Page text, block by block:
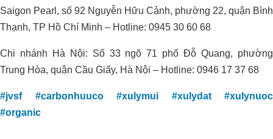
Saigon Pearl, số 92 Nguyễn Hữu Cảnh, phường 22, quận Bình
Thạnh, TP Hồ Chí Minh – Hotline: 0945 30 60 68
Chi nhánh Hà Nội: Số 33 ngõ 71 phố Đỗ Quang, phường
Trung Hòa, quận Cầu Giấy, Hà Nội – Hotline: 0946 17 37 68
#jvsf #carbonhuuco #xulymui #xulydat
#xulynuoc
#organic
Giải Pháp Organic Carbon Cho Khu
Sữa, Trường Thọ – Thủ Đức – TP. Hồ
Chí Minh